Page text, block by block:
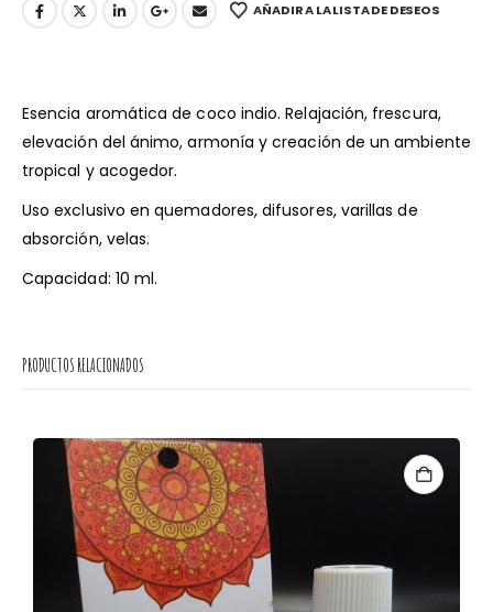
AÑADIR A LA LISTA DE DESEOS
Esencia aromática de coco indio. Relajación, frescura,
elevación del ánimo, armonía y creación de un ambiente
tropical y acogedor.
Uso exclusivo en quemadores, difusores, varillas de
absorción, velas.
Capacidad: 10 ml.
PRODUCTOS RELACIONADOS